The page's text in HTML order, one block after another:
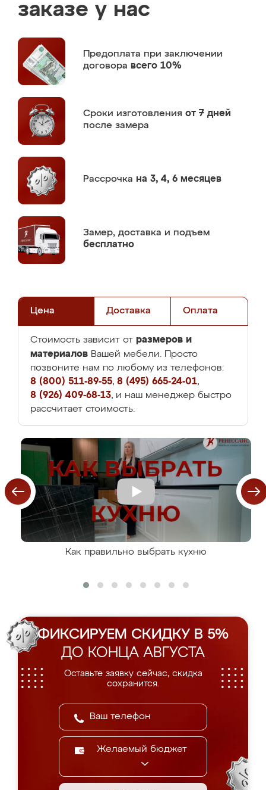
заказе у нас
Предоплата при заключении
договора всего 10%
Сроки изготовления от 7 дней
после замера
Рассрочка на 3, 4, 6 месяцев
Замер, доставка и подъем
бесплатно
Цена Доставка Оплата
Стоимость зависит от размеров и
материалов Вашей мебели. Просто
позвоните нам по любому из телефонов:
8 (800) 511-89-55, 8 (495) 665-24-01,
8 (926) 409-68-13, и наш менеджер быстро
рассчитает стоимость.
Как правильно выбрать кухню
ФИКСИРУЕМ СКИДКУ В 5%
ДО КОНЦА АВГУСТА
Оставьте заявку сейчас, скидка
сохранится.
Желаемый бюджет